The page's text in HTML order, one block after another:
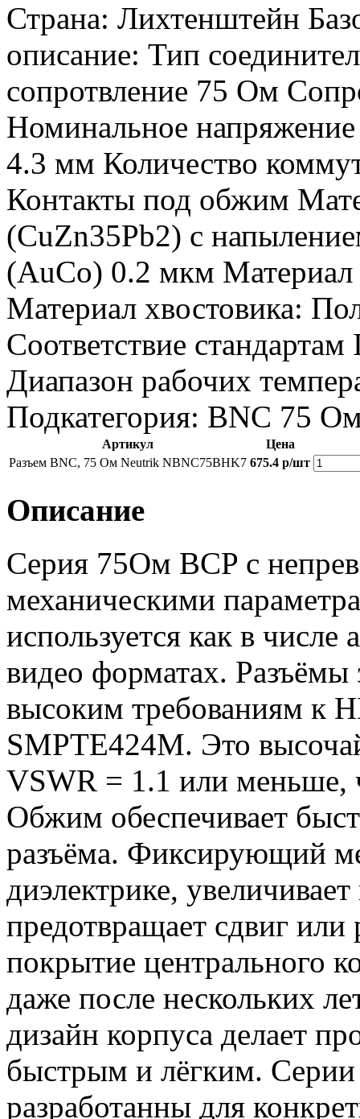
Страна: Лихтенштейн
описание: Тип
сопротвление 75 Ом
Номинальное
4.3 мм Количество
Контакты под обжим
(CuZn35Pb2) с
(AuCo) 0.2 мкм Материал
Материал хвостовика:
Соответствие
Диапазон рабочих
Подкатегория: BNC 75
Артикул
Цена
Разъем BNC, 75 Ом Neutrik NBNC75BHK7 675.4 р/шт
Описание
Серия 75Oм BCP с
механическими
используется как в
видео форматах. Разъёмы
высоким требованиям к
SMPTE424M. Это
VSWR = 1.1 или меньше,
Обжим обеспечивает
разъёма. Фиксирующий
диэлектрике,
предотвращает сдвиг или
покрытие центрального
даже после нескольких
дизайн корпуса делает
быстрым и лёгким.
разработанны для